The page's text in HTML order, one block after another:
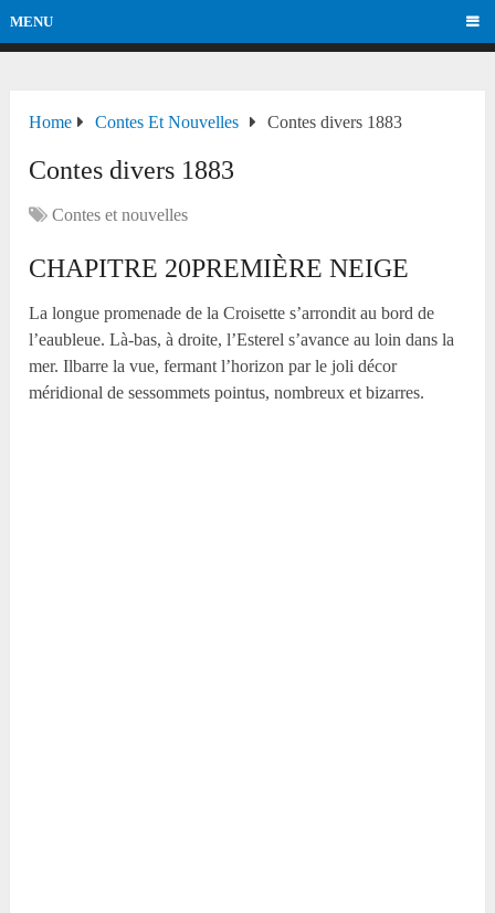
MENU
Home Contes Et Nouvelles Contes divers 1883
Contes divers 1883
Contes et nouvelles
CHAPITRE 20PREMIÈRE NEIGE
La longue promenade de la Croisette s’arrondit au bord de
l’eaubleue. Là-bas, à droite, l’Esterel s’avance au loin dans la
mer. Ilbarre la vue, fermant l’horizon par le joli décor
méridional de sessommets pointus, nombreux et bizarres.